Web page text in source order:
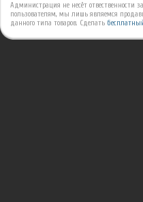
Администрация не несёт отвественности
пользователям, мы лишь являемся
данного типа товаров. Сделать